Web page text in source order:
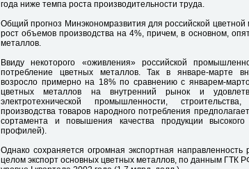
года ниже темпа роста производительности труда.
Общий прогноз Минэкономразвития для российской цветной
рост объемов производства на 4%, причем, в основном,
металлов.
Ввиду некоторого «оживления» российской
потребление цветных металлов. Так в январе-марте
возросло примерно на 18% по сравнению с январем-
цветных металлов на внутренний рынок и
электротехнической промышленности,
производства товаров народного потребления
сортамента и повышения качества продукции
профилей).
Однако сохраняется огромная экспортная направленность
целом экспорт основных цветных металлов, по данным ГТК